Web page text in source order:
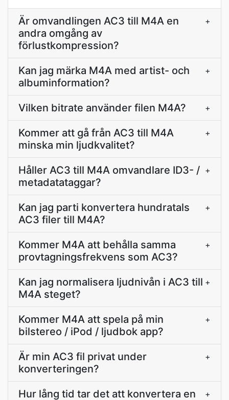
Är omvandlingen AC3 till M4A en
andra omgång av
förlustkompression?
+
Kan jag märka M4A med artist- och
albuminformation?
+
Vilken bitrate använder filen M4A? +
Kommer att gå från AC3 till M4A
minska min ljudkvalitet?
+
Håller AC3 till M4A omvandlare ID3- /
metadatataggar?
+
Kan jag parti konvertera hundratals
AC3 filer till M4A?
+
Kommer M4A att behålla samma
provtagningsfrekvens som AC3?
+
Kan jag normalisera ljudnivån i AC3 till
M4A steget?
+
Kommer M4A att spela på min
bilstereo / iPod / ljudbok app?
+
Är min AC3 fil privat under
konverteringen?
+
Hur lång tid tar det att konvertera en +